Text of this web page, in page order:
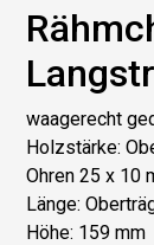
waagerecht
Holzstärke:
Ohren 25 x 10
Länge:
Höhe: 159 mm